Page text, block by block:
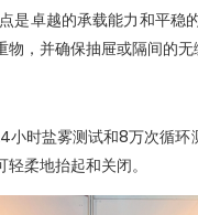
是卓越的承载能力和平稳
，并确保抽屉或隔间的无
时盐雾测试和8万次循环
柔地抬起和关闭。